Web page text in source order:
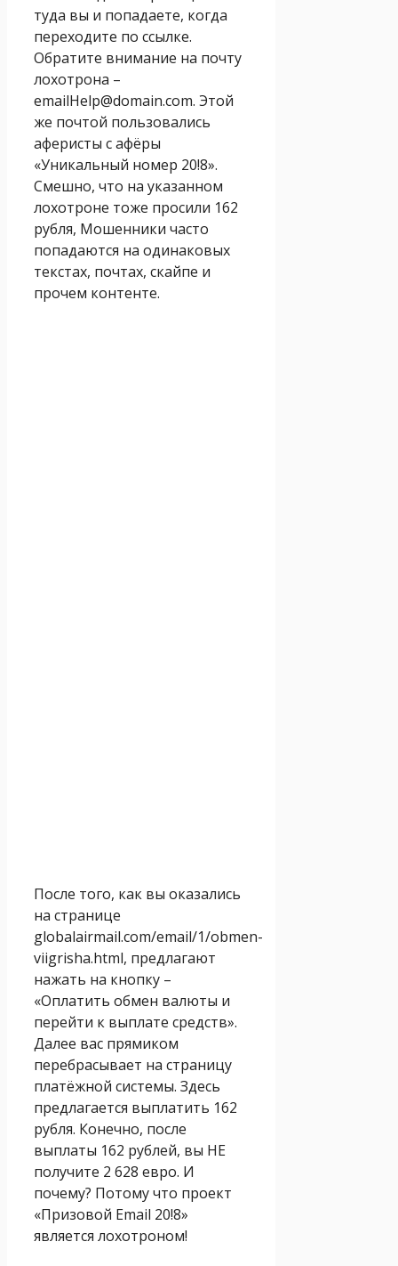
туда вы и попадаете, когда
переходите по ссылке.
Обратите внимание на почту
лохотрона –
emailHelp@domain.com. Этой
же почтой пользовались
аферисты с афёры
«Уникальный номер 20!8».
Смешно, что на указанном
лохотроне тоже просили 162
рубля, Мошенники часто
попадаются на одинаковых
текстах, почтах, скайпе и
прочем контенте.
После того, как вы оказались
на странице
globalairmail.com/email/1/obmen-
viigrisha.html, предлагают
нажать на кнопку –
«Оплатить обмен валюты и
перейти к выплате средств».
Далее вас прямиком
перебрасывает на страницу
платёжной системы. Здесь
предлагается выплатить 162
рубля. Конечно, после
выплаты 162 рублей, вы НЕ
получите 2 628 евро. И
почему? Потому что проект
«Призовой Email 20!8»
является лохотроном!